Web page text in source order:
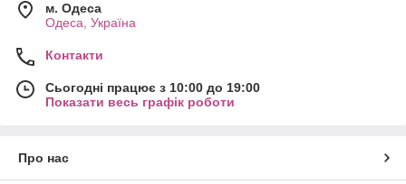
м. Одеса
Одеса, Україна
Контакти
Сьогодні працює з 10:00 до 19:00
Показати весь графік роботи
Про нас